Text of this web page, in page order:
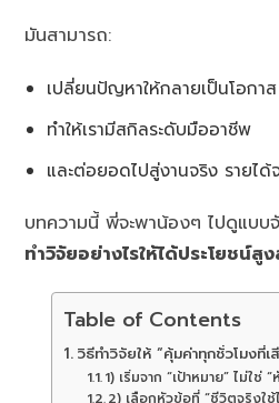
มันสามารถ:
เปลี่ยนปัญหาให้กลายเป็นโอกาส
ทำให้เรามีสกิลระดับมืออาชีพ
และต่อยอดไปสู่งานจริง รายได้
บทความนี้ พี่จะพาน้องๆ ไปดูแบบ
ทำวิจัยอย่างไรให้ได้ประโยชน์สู
Table of Contents
วิธีทำวิจัยให้ “คุ้มค่าทุกชั่วโมงที่เ
1) เริ่มจาก “เป้าหมาย” ไม่ใช่
2) เลือกหัวข้อที่ “ชีวิตจริงใช้